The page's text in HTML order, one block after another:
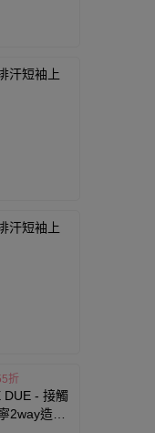
汗短袖上
汗短袖上
折
DUE - 接觸
2way造型